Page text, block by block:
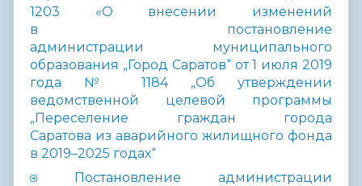
1203 «О внесении изменений
в постановление
администрации муниципального
образования „Город Саратов“ от 1 июля 2019
года № 1184 „Об утверждении
ведомственной целевой программы
„Переселение граждан города
Саратова из аварийного жилищного фонда
в 2019–2025 годах“
Постановление администрации